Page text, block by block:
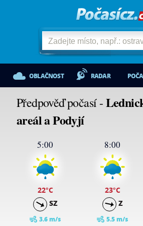
OBLAČNOST RADAR
Předpověď počasí -
areál a Podyjí
5:00
22°C
SZ
3.6 m/s
8:00
23°C
Z
5.5 m/s